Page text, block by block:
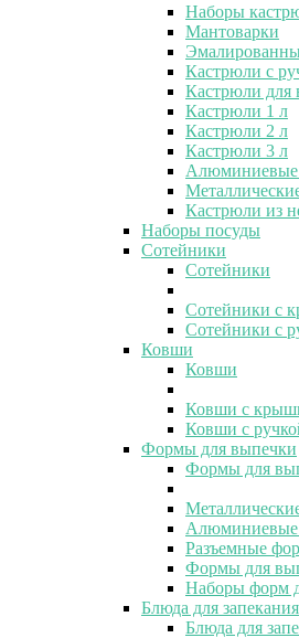
Наборы
Мантоварки
Кастрюли с
Кастрюли для
Кастрюли 1 л
Кастрюли 2 л
Кастрюли 3 л
Алюминиевые
Кастрюли из
Наборы посуды
Сотейники
Сотейники
Сотейники с
Сотейники с
Ковши
Ковши
Ковши с
Ковши с
Формы для выпечки
Формы для
Алюминиевые
Разъемные
Формы для
Наборы форм
Блюда для запекания
Блюда для